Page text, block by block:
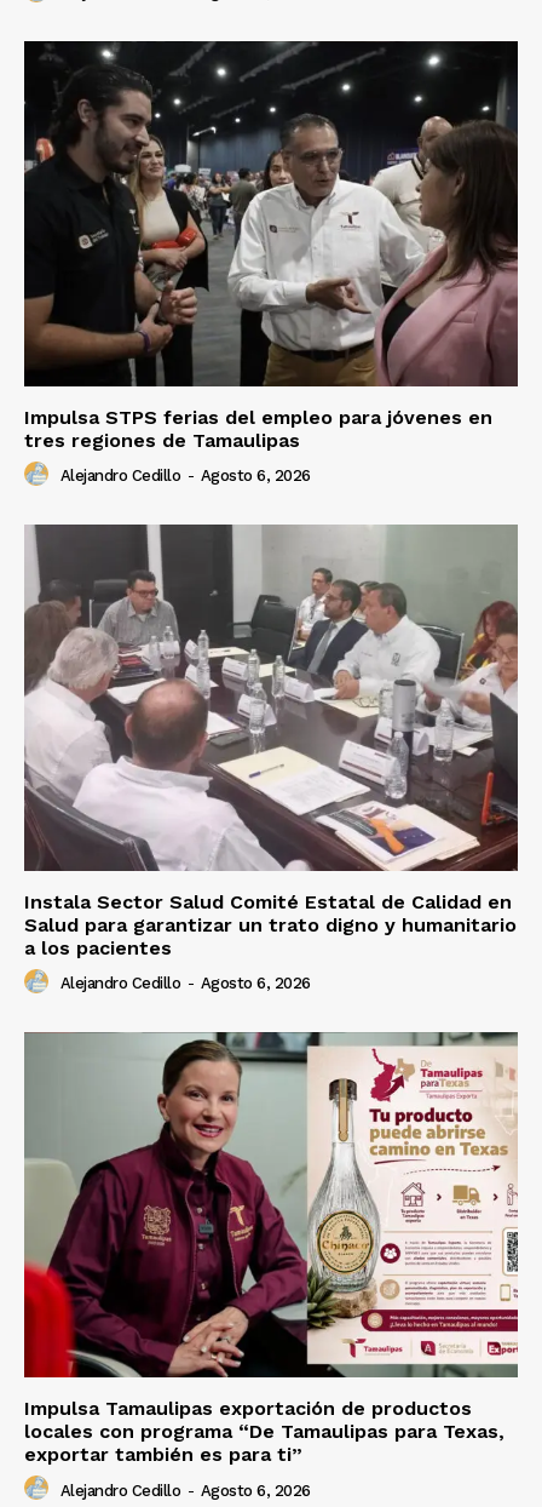
Impulsa STPS ferias del empleo para jóvenes en
tres regiones de Tamaulipas
Alejandro Cedillo - Agosto 6, 2026
Instala Sector Salud Comité Estatal de Calidad en
Salud para garantizar un trato digno y humanitario
a los pacientes
Alejandro Cedillo - Agosto 6, 2026
Impulsa Tamaulipas exportación de productos
locales con programa “De Tamaulipas para Texas,
exportar también es para ti”
Alejandro Cedillo - Agosto 6, 2026